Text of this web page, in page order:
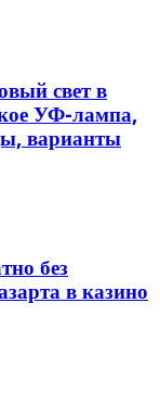
свет в
УФ-лампа,
варианты
без
в казино